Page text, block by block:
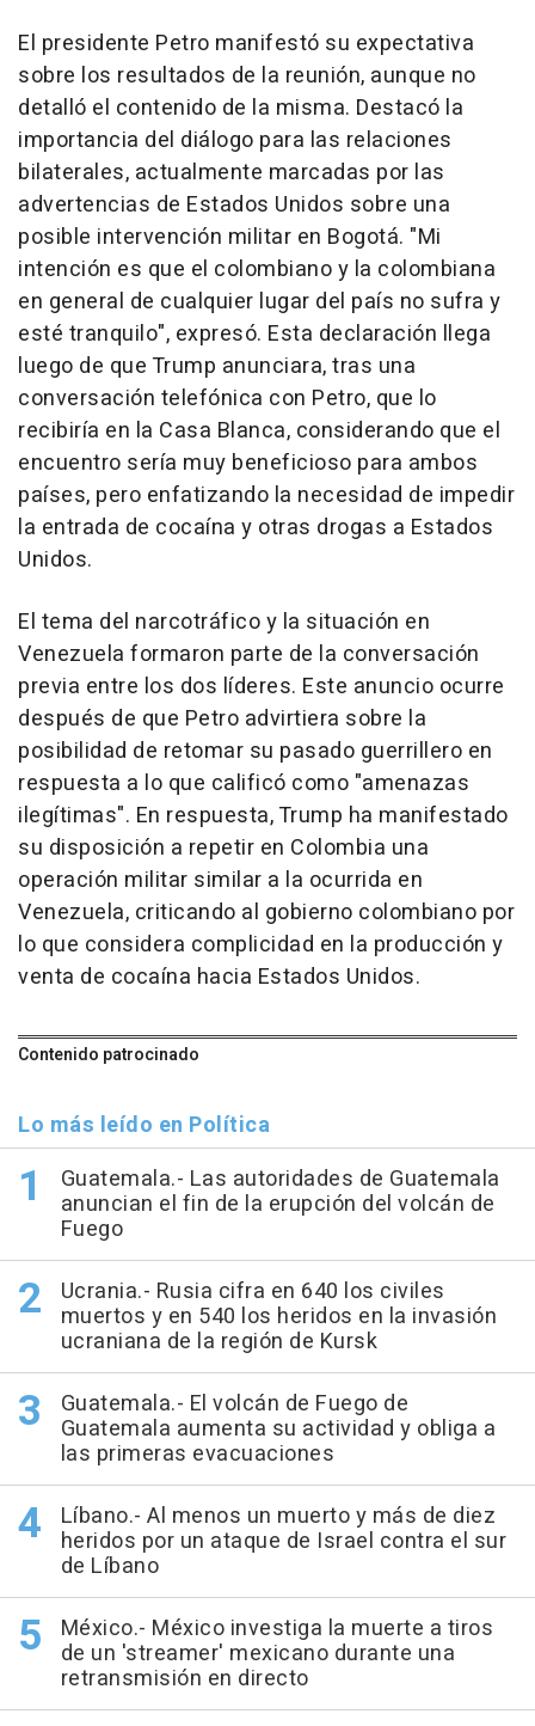
El presidente Petro manifestó su expectativa
sobre los resultados de la reunión, aunque no
detalló el contenido de la misma. Destacó la
importancia del diálogo para las relaciones
bilaterales, actualmente marcadas por las
advertencias de Estados Unidos sobre una
posible intervención militar en Bogotá. "Mi
intención es que el colombiano y la colombiana
en general de cualquier lugar del país no sufra y
esté tranquilo", expresó. Esta declaración llega
luego de que Trump anunciara, tras una
conversación telefónica con Petro, que lo
recibiría en la Casa Blanca, considerando que el
encuentro sería muy beneficioso para ambos
países, pero enfatizando la necesidad de impedir
la entrada de cocaína y otras drogas a Estados
Unidos.
El tema del narcotráfico y la situación en
Venezuela formaron parte de la conversación
previa entre los dos líderes. Este anuncio ocurre
después de que Petro advirtiera sobre la
posibilidad de retomar su pasado guerrillero en
respuesta a lo que calificó como "amenazas
ilegítimas". En respuesta, Trump ha manifestado
su disposición a repetir en Colombia una
operación militar similar a la ocurrida en
Venezuela, criticando al gobierno colombiano por
lo que considera complicidad en la producción y
venta de cocaína hacia Estados Unidos.
Contenido patrocinado
Lo más leído en Política
Guatemala.- Las autoridades de Guatemala
anuncian el fin de la erupción del volcán de
Fuego
Ucrania.- Rusia cifra en 640 los civiles
muertos y en 540 los heridos en la invasión
ucraniana de la región de Kursk
Guatemala.- El volcán de Fuego de
Guatemala aumenta su actividad y obliga a
las primeras evacuaciones
Líbano.- Al menos un muerto y más de diez
heridos por un ataque de Israel contra el sur
de Líbano
México.- México investiga la muerte a tiros
de un 'streamer' mexicano durante una
retransmisión en directo